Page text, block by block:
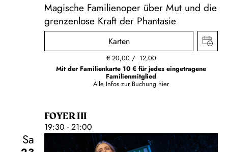
Magische Familienoper über Mut und die
grenzenlose Kraft der Phantasie
Karten
€ 20,00
12,00
Mit der Familienkarte 10 € für jedes eingetragene
Familienmitglied
Alle Infos zur Buchung hier
FOYER III
19:30 - 21:00
Sa